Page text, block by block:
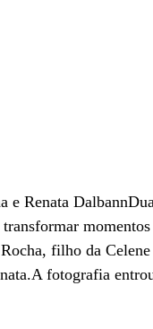
e Renata
filho da
fotografia